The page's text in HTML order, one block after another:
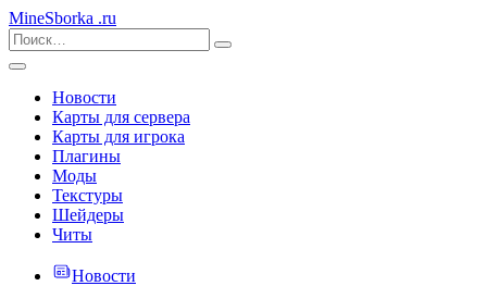
MineSborka .ru
Новости
Карты для сервера
Карты для игрока
Плагины
Моды
Текстуры
Шейдеры
Читы
Новости